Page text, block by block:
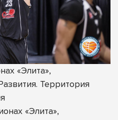
«Элита»,
Территория
«Элита»,